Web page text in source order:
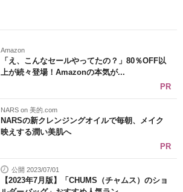
Amazon
「え、こんなセールやってたの？」80％OFF以
上が続々登場！Amazonの本気が...
PR
NARS on 美的.com
NARSの新クレンジングオイルで毎朝、メイク
映えする潤い美肌へ
PR
公開 2023/07/01
【2023年7月版】「CHUMS（チャムス）のショ